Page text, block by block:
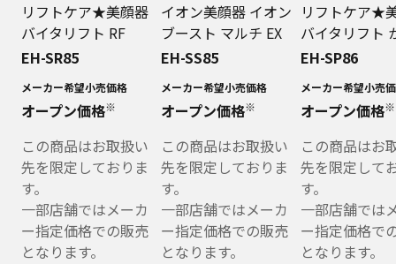
リフトケア★美顔器
バイタリフト RF
EH-SR85
メーカー希望小売価格
オープン価格※
この商品はお取扱い
先を限定しておりま
す。
一部店舗ではメーカ
ー指定価格での販売
となります。
イオン美顔器 イオン
ブースト マルチ EX
EH-SS85
メーカー希望小売価格
オープン価格※
この商品はお取扱い
先を限定しておりま
す。
一部店舗ではメーカ
ー指定価格での販売
となります。
リフトケア★
バイタリフト
EH-SP86
メーカー希望小売
オープン価格※
この商品はお
先を限定して
す。
一部店舗では
ー指定価格で
となります。